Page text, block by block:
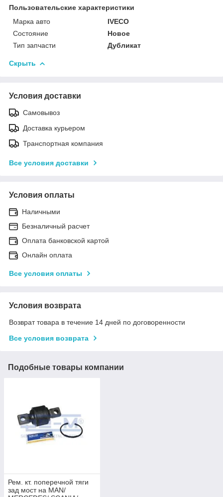
Пользовательские характеристики
Марка авто
IVECO
Состояние
Новое
Тип запчасти
Дубликат
Скрыть
Условия доставки
Самовывоз
Доставка курьером
Транспортная компания
Все условия доставки
Условия оплаты
Наличными
Безналичный расчет
Оплата банковской картой
Онлайн оплата
Все условия оплаты
Условия возврата
Возврат товара в течение 14 дней по договоренности
Все условия возврата
Подобные товары компании
Рем. кт. поперечной тяги
зад мост на MAN/